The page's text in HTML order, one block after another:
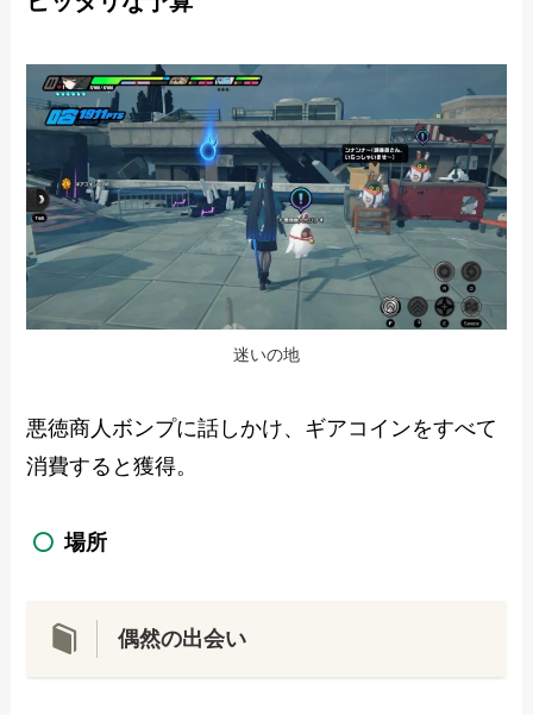
迷いの地
悪徳商人ボンプに話しかけ、ギアコインをすべて
消費すると獲得。
場所
偶然の出会い